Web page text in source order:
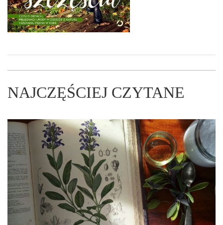
NAJCZĘŚCIEJ CZYTANE